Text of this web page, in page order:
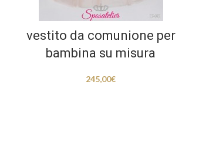
vestito da comunione per
bambina su misura
245,00€